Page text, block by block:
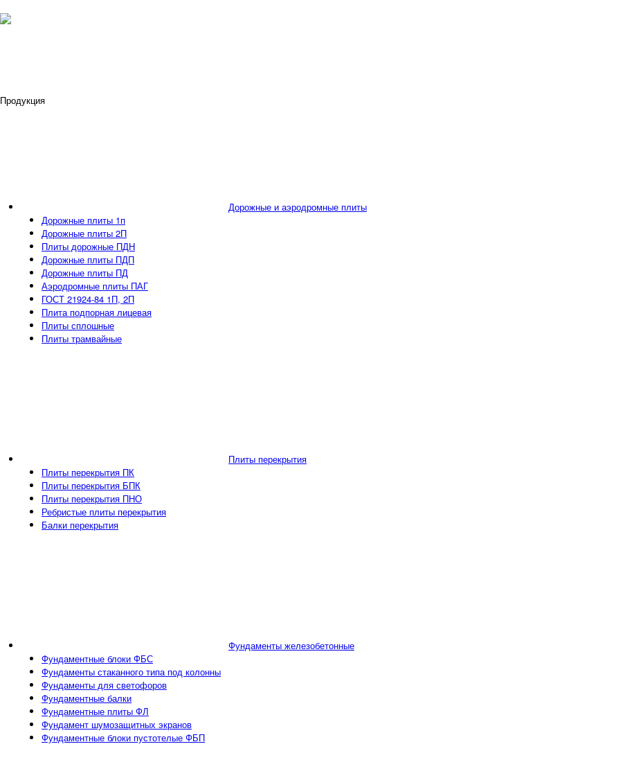
Продукция
Дорожные и аэродромные плиты
Дорожные плиты 1п
Дорожные плиты 2П
Плиты дорожные ПДН
Дорожные плиты ПДП
Дорожные плиты ПД
Аэродромные плиты ПАГ
ГОСТ 21924-84 1П, 2П
Плита подпорная лицевая
Плиты сплошные
Плиты трамвайные
Плиты перекрытия
Плиты перекрытия ПК
Плиты перекрытия БПК
Плиты перекрытия ПНО
Ребристые плиты перекрытия
Балки перекрытия
Фундаменты железобетонные
Фундаментные блоки ФБС
Фундаменты стаканного типа под колонны
Фундаменты для светофоров
Фундаментные балки
Фундаментные плиты ФЛ
Фундамент шумозащитных экранов
Фундаментные блоки пустотелые ФБП